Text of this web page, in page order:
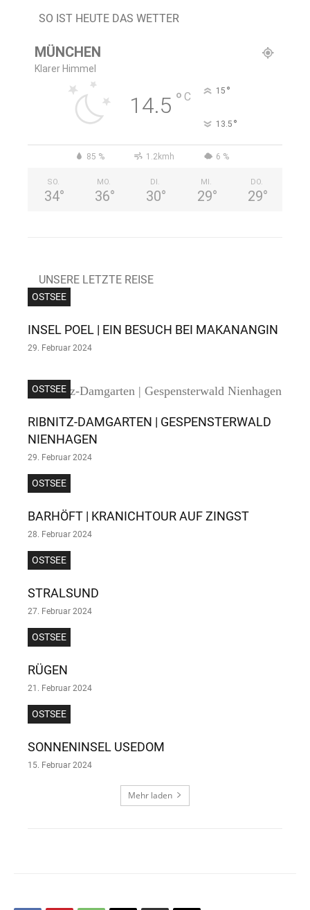
SO IST HEUTE DAS WETTER
MÜNCHEN
Klarer Himmel
14.5 ° C 15 °
13.5 °
85 % 1.2kmh 6 %
SO.
34°
MO.
36°
DI.
30°
MI.
29°
DO.
29°
UNSERE LETZTE REISE
OSTSEE
INSEL POEL | EIN BESUCH BEI MAKANANGIN
29. Februar 2024
OSTSEE
RIBNITZ-DAMGARTEN | GESPENSTERWALD
NIENHAGEN
29. Februar 2024
OSTSEE
BARHÖFT | KRANICHTOUR AUF ZINGST
28. Februar 2024
OSTSEE
STRALSUND
27. Februar 2024
OSTSEE
RÜGEN
21. Februar 2024
OSTSEE
SONNENINSEL USEDOM
15. Februar 2024
Mehr laden